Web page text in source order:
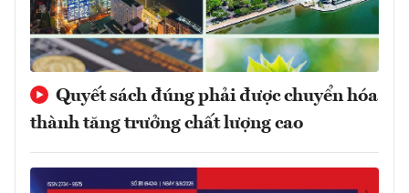
Quyết sách đúng phải được chuyển hóa
thành tăng trưởng chất lượng cao